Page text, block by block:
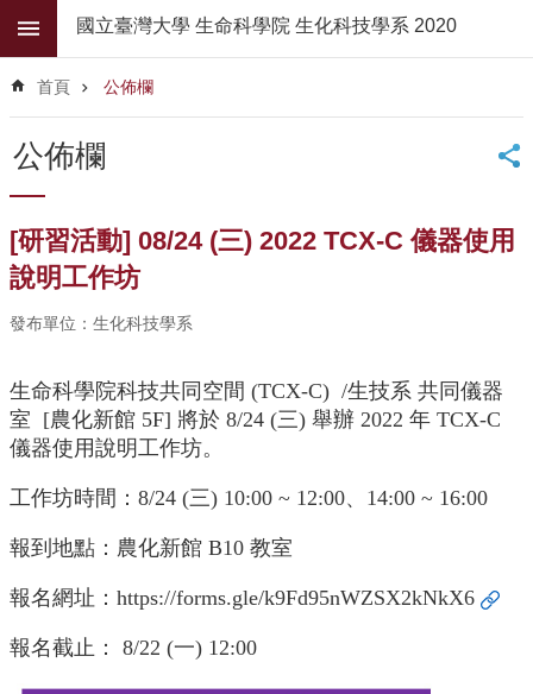
跳到主要內容區塊
階
尋
公
佈
欄
學
系
簡
系
所
師
資
高
中
生
專
區
大
國立臺灣大學 生命科學院 生化科技學系 2020
首頁 公佈欄
公佈欄
[研習活動] 08/24 (三) 2022 TCX-C 儀器使用
說明工作坊
發布單位：生化科技學系
生命科學院科技共同空間 (TCX-C) /生技系 共同儀器
室 [農化新館 5F] 將於 8/24 (三) 舉辦 2022 年 TCX-C
儀器使用說明工作坊。
工作坊時間：8/24 (三) 10:00 ~ 12:00、14:00 ~ 16:00
報到地點：農化新館 B10 教室
報名網址： https://forms.gle/k9Fd95nWZSX2kNkX6
報名截止： 8/22 (一) 12:00